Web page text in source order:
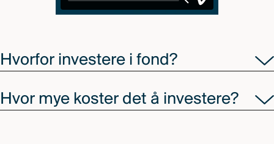
Hvorfor investere i fond?
Hvor mye koster det å investere?